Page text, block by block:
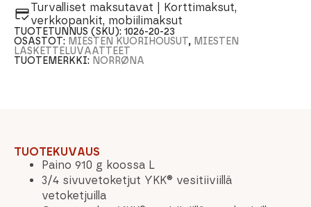
Turvalliset maksutavat | Korttimaksut,
verkkopankit, mobiilimaksut
TUOTETUNNUS (SKU):1026-20-23
OSASTOT: MIESTEN KUORIHOUSUT, MIESTEN
LASKETTELUVAATTEET
TUOTEMERKKI: NORRØNA
TUOTEKUVAUS
Paino 910 g koossa L
3/4 sivuvetoketjut YKK® vesitiiviillä
vetoketjuilla